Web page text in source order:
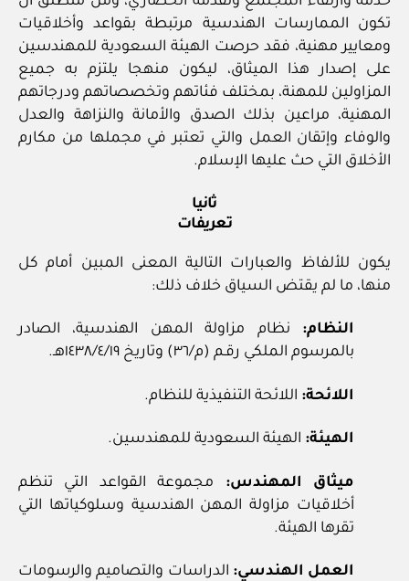
تكون الممارسات الهندسية مرتبطة بقواعد وأخلاقيات
ومعايير مهنية، فقد حرصت الهيئة السعودية للمهندسين
على إصدار هذا الميثاق، ليكون منهجا يلتزم به جميع
المزاولين للمهنة، بمختلف فئاتهم وتخصصاتهم ودرجاتهم
المهنية، مراعين بذلك الصدق والأمانة والنزاهة والعدل
والوفاء وإتقان العمل والتي تعتبر في مجملها من مكارم
الأخلاق التي حث عليها الإسلام.
ثانيا
تعريفات
يكون للألفاظ والعبارات التالية المعنى المبين أمام كل
منها، ما لم يقتض السياق خلاف ذلك:
النظام: نظام مزاولة المهن الهندسية، الصادر
بالمرسوم الملكي رقـم (م/٣٦) وتاريخ ١٩/‏٤‏/١٤٣٨هـ.
اللائحة: اللائحة التنفيذية للنظام.
الهيئة: الهيئة السعودية للمهندسين.
ميثاق المهندس: مجموعة القواعد التي تنظم
أخلاقيات مزاولة المهن الهندسية وسلوكياتها التي
تقرها الهيئة.
العمل الهندسي: الدراسات والتصاميم والرسومات